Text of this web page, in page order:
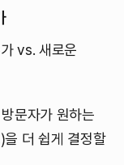
vs. 새로운
문자가 원하는
을 더 쉽게 결정할